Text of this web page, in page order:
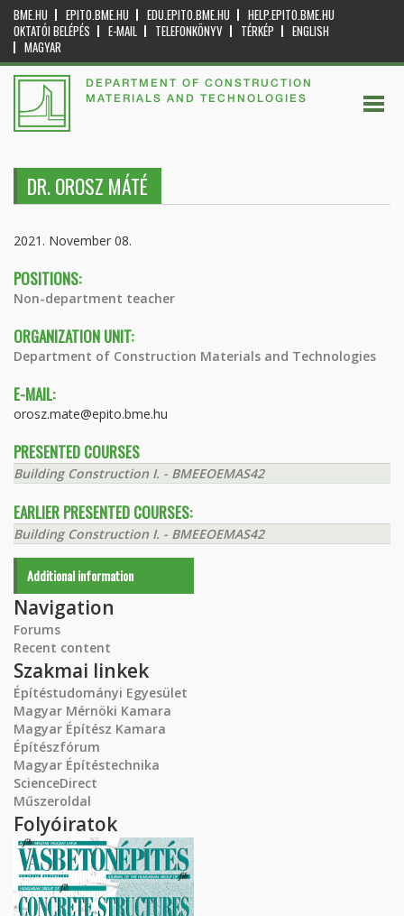
BME.HU EPITO.BME.HU EDU.EPITO.BME.HU
HELP.EPITO.BME.HU
OKTATÓI BELÉPÉS
E-MAIL TELEFONKÖNYV TÉRKÉP
ENGLISH
MAGYAR
DEPARTMENT OF CONSTRUCTION
MATERIALS AND TECHNOLOGIES
DR. OROSZ MÁTÉ
2021. November 08.
POSITIONS:
Non-department teacher
ORGANIZATION UNIT:
Department of Construction Materials and Technologies
E-MAIL:
orosz.mate@epito.bme.hu
PRESENTED COURSES
Building Construction I. - BMEEOEMAS42
EARLIER PRESENTED COURSES:
Building Construction I. - BMEEOEMAS42
Additional information
Navigation
Forums
Recent content
Szakmai linkek
Építéstudományi Egyesület
Magyar Mérnöki Kamara
Magyar Építész Kamara
Építészfórum
Magyar Építéstechnika
ScienceDirect
Műszeroldal
Folyóiratok